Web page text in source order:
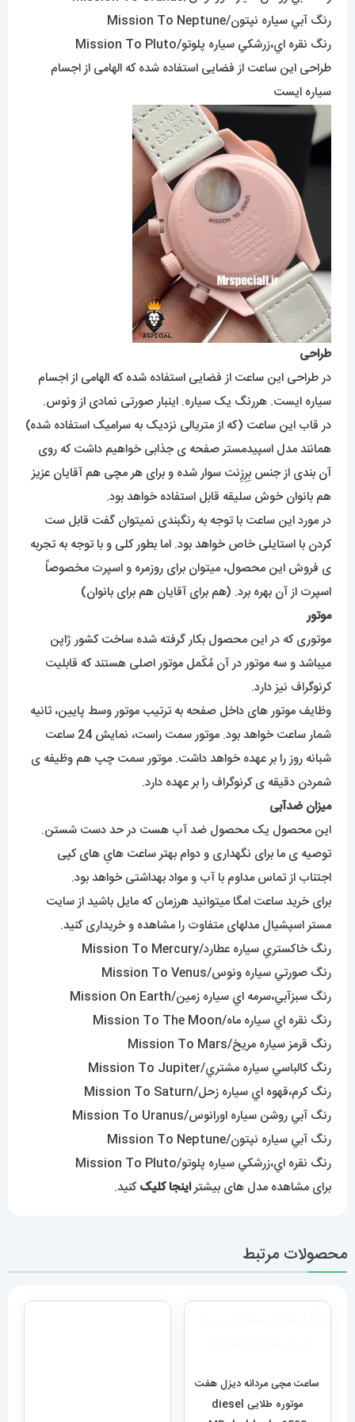
رنگ آبي سياره نپتون/Mission To Neptune
رنگ نقره اي،زرشکي سياره پلوتو/Mission To Pluto
طراحی این ساعت از فضایی استفاده شده که الهامی از اجسام
سیاره ایست
طراحی
در طراحی این ساعت از فضایی استفاده شده که الهامی از اجسام
سیاره ایست. هررنگ یک سیاره. اینبار صورتی نمادی از ونوس.
در قاب این ساعت (که از متریالی نزدیک به سرامیک استفاده شده)
همانند مدل اسپیدمستر صفحه ی جذابی خواهیم داشت که روی
آن بندی از جنس بِرِزِنت سوار شده و برای هر مچی هم آقایان عزیز
هم بانوان خوش سلیقه قابل استفاده خواهد بود.
در مورد این ساعت با توجه به رنگبندی نمیتوان گفت قابل ست
کردن با استایلی خاص خواهد بود. اما بطور کلی و با توجه به تجربه
ی فروش این محصول، میتوان برای روزمره و اسپرت مخصوصاً
اسپرت از آن بهره برد. (هم برای آقایان هم برای بانوان)
موتور
موتوری که در این محصول بکار گرفته شده ساخت کشور ژاپن
میباشد و سه موتور در آن مُکَمل موتور اصلی هستند که قابلیت
کرنوگراف نیز دارد.
وظایف موتور های داخل صفحه به ترتیب موتور وسط پایین، ثانیه
شمار ساعت خواهد بود. موتور سمت راست، نمایش 24 ساعت
شبانه روز را بر عهده خواهد داشت. موتور سمت چپ هم وظیفه ی
شمردن دقیقه ی کرنوگراف را بر عهده دارد.
میزان ضدآبی
این محصول یک محصول ضد آب هست در حد دست شستن.
توصیه ی ما برای نگهداری و دوام بهتر ساعت هایِ های کپی
اجتناب از تماس مداوم با آب و مواد بهداشتی خواهد بود.
برای خرید ساعت امگا میتوانید هرزمان که مایل باشید از سایت
مستر اسپشیال مدلهای متفاوت را مشاهده و خریداری کنید.
رنگ خاکستري سياره عطارد/Mission To Mercury
رنگ صورتي سياره ونوس/Mission To Venus
رنگ سبزآبي،سرمه اي سياره زمين/Mission On Earth
رنگ نقره اي سياره ماه/Mission To The Moon
رنگ قرمز سياره مريخ/Mission To Mars
رنگ کالباسي سياره مشتري/Mission To Jupiter
رنگ کرم،قهوه اي سياره زحل/Mission To Saturn
رنگ آبي روشن سياره اورانوس/Mission To Uranus
رنگ آبي سياره نپتون/Mission To Neptune
رنگ نقره اي،زرشکي سياره پلوتو/Mission To Pluto
برای مشاهده مدل های بیشتراینجا کلیککنید.
محصولات مرتبط
ساعت مچی مردانه دیزل هفت
موتوره طلایی diesel